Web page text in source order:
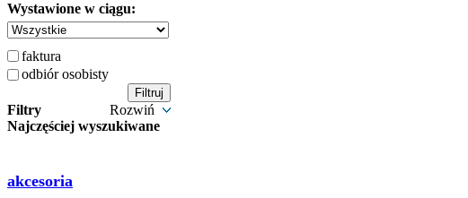
Wystawione w ciągu:
faktura
odbiór osobisty
Filtry
Rozwiń
Najczęściej wyszukiwane
akcesoria